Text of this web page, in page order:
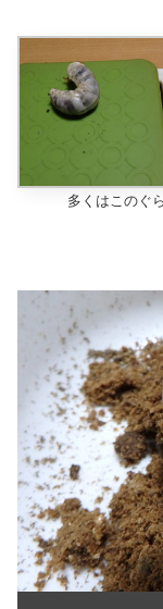
多くはこのぐら